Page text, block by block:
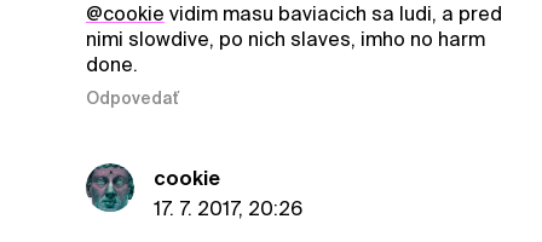
@cookie vidim masu baviacich sa ludi, a pred
nimi slowdive, po nich slaves, imho no harm
done.
Odpovedať
cookie
17. 7. 2017, 20:26